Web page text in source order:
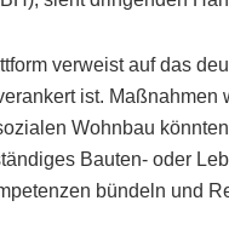
verweist auf das
ist.
Wohnbau
Bauten- oder
bündeln und